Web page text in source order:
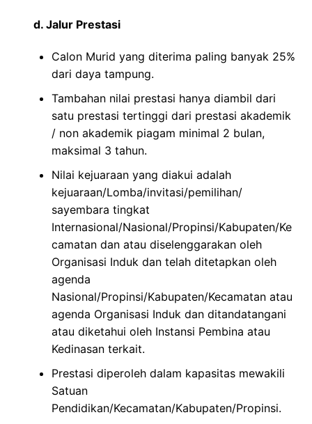
d. Jalur Prestasi
Calon Murid yang diterima paling banyak 25%
dari daya tampung.
Tambahan nilai prestasi hanya diambil dari
satu prestasi tertinggi dari prestasi akademik
/ non akademik piagam minimal 2 bulan,
maksimal 3 tahun.
Nilai kejuaraan yang diakui adalah
kejuaraan/Lomba/invitasi/pemilihan/
sayembara tingkat
Internasional/Nasional/Propinsi/Kabupaten/Ke
camatan dan atau diselenggarakan oleh
Organisasi Induk dan telah ditetapkan oleh
agenda
Nasional/Propinsi/Kabupaten/Kecamatan atau
agenda Organisasi Induk dan ditandatangani
atau diketahui oleh Instansi Pembina atau
Kedinasan terkait.
Prestasi diperoleh dalam kapasitas mewakili
Satuan
Pendidikan/Kecamatan/Kabupaten/Propinsi.